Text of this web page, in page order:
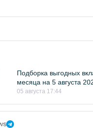
Подборка выгодных
месяца на 5 августа
05 августа 17:44